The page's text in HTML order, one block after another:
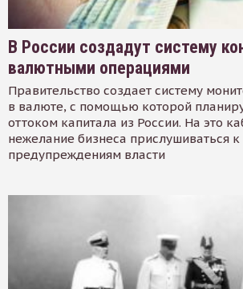
В России создадут систему
валютными операциями
Правительство создает систему
в валюте, с помощью которой
оттоком капитала из России. На это
нежелание бизнеса прислушиваться к
предупреждениям власти